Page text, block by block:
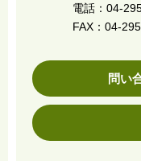
電話：04-
FAX：04-
問い